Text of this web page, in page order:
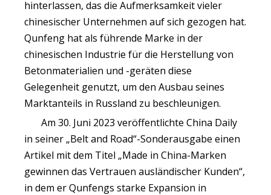
hinterlassen, das die Aufmerksamkeit vieler
chinesischer Unternehmen auf sich gezogen hat.
Qunfeng hat als führende Marke in der
chinesischen Industrie für die Herstellung von
Betonmaterialien und -geräten diese
Gelegenheit genutzt, um den Ausbau seines
Marktanteils in Russland zu beschleunigen.
Am 30. Juni 2023 veröffentlichte China Daily
in seiner „Belt and Road“-Sonderausgabe einen
Artikel mit dem Titel „Made in China-Marken
gewinnen das Vertrauen ausländischer Kunden“,
in dem er Qunfengs starke Expansion in